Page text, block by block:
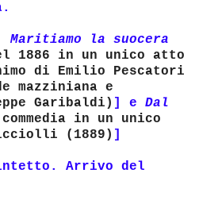
Maritiamo la suocera
1886 in un unico atto
di Emilio Pescatori
mazziniana e
Garibaldi)
] e Dal
in un unico
(1889)
Arrivo del